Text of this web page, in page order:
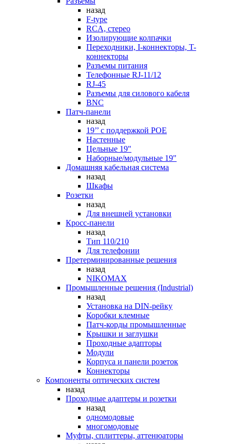
назад
F-type
RCA, стерео
Изолирующие колпачки
Переходники, I-коннекторы, T-
коннекторы
Разъемы питания
Телефонные RJ-11/12
RJ-45
Разъемы для силового кабеля
BNC
Патч-панели
назад
19’’ с поддержкой POE
Настенные
Цельные 19"
Наборные/модульные 19"
Домашняя кабельная система
назад
Шкафы
Розетки
назад
Для внешней установки
Кросс-панели
назад
Тип 110/210
Для телефонии
Претерминированные решения
назад
NIKOMAX
Промышленные решения (Industrial)
назад
Установка на DIN-рейку
Коробки клемные
Патч-корды промышленные
Крышки и заглушки
Проходные адапторы
Модули
Корпуса и панели розеток
Коннекторы
Компоненты оптических систем
назад
Проходные адаптеры и розетки
назад
одномодовые
многомодовые
Муфты, сплиттеры, аттенюаторы